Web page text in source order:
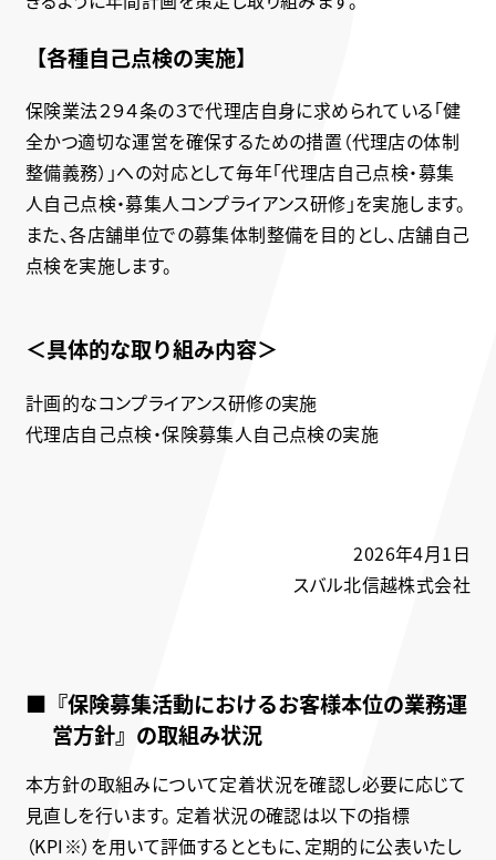
【各種自己点検の実施】
保険業法２９４条の３で代理店自身に求められている「健
全かつ適切な運営を確保するための措置（代理店の体制
整備義務）」への対応として毎年「代理店自己点検・募集
人自己点検・募集人コンプライアンス研修」を実施します。
また、各店舗単位での募集体制整備を目的とし、店舗自己
点検を実施します。
＜具体的な取り組み内容＞
計画的なコンプライアンス研修の実施
代理店自己点検・保険募集人自己点検の実施
2026年4月1日
スバル北信越株式会社
■『保険募集活動におけるお客様本位の業務運
営方針』の取組み状況
本方針の取組みについて定着状況を確認し必要に応じて
見直しを行います。 定着状況の確認は以下の指標
（KPI※）を用いて評価するとともに、定期的に公表いたし